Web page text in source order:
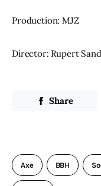
Production: MJZ
Director: Rupert
Share
Axe BBH